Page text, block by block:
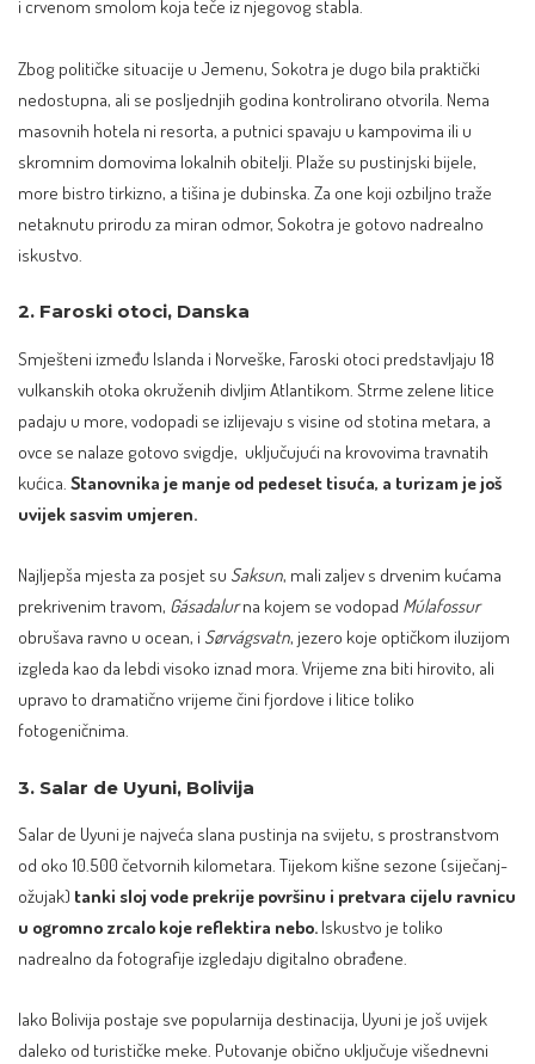
i crvenom smolom koja teče iz njegovog stabla.
Zbog političke situacije u Jemenu, Sokotra je dugo bila praktički
nedostupna, ali se posljednjih godina kontrolirano otvorila. Nema
masovnih hotela ni resorta, a putnici spavaju u kampovima ili u
skromnim domovima lokalnih obitelji. Plaže su pustinjski bijele,
more bistro tirkizno, a tišina je dubinska. Za one koji ozbiljno traže
netaknutu prirodu za miran odmor, Sokotra je gotovo nadrealno
iskustvo.
2. Faroski otoci, Danska
Smješteni između Islanda i Norveške, Faroski otoci predstavljaju 18
vulkanskih otoka okruženih divljim Atlantikom. Strme zelene litice
padaju u more, vodopadi se izlijevaju s visine od stotina metara, a
ovce se nalaze gotovo svigdje, uključujući na krovovima travnatih
kućica. Stanovnika je manje od pedeset tisuća, a turizam je još
uvijek sasvim umjeren.
Najljepša mjesta za posjet su Saksun, mali zaljev s drvenim kućama
prekrivenim travom, Gásadalurna kojem se vodopad Múlafossur
obrušava ravno u ocean, i Sørvágsvatn, jezero koje optičkom iluzijom
izgleda kao da lebdi visoko iznad mora. Vrijeme zna biti hirovito, ali
upravo to dramatično vrijeme čini fjordove i litice toliko
fotogeničnima.
3. Salar de Uyuni, Bolivija
Salar de Uyuni je najveća slana pustinja na svijetu, s prostranstvom
od oko 10.500 četvornih kilometara. Tijekom kišne sezone (siječanj-
ožujak) tanki sloj vode prekrije površinu i pretvara cijelu ravnicu
u ogromno zrcalo koje reflektira nebo. Iskustvo je toliko
nadrealno da fotografije izgledaju digitalno obrađene.
Iako Bolivija postaje sve popularnija destinacija, Uyuni je još uvijek
daleko od turističke meke. Putovanje obično uključuje višednevni